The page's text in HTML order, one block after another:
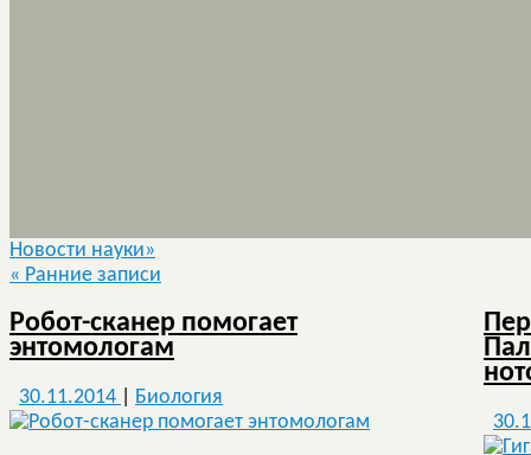
Новости науки»
« Ранние записи
Робот-сканер помогает
энтомологам
30.11.2014 Биология